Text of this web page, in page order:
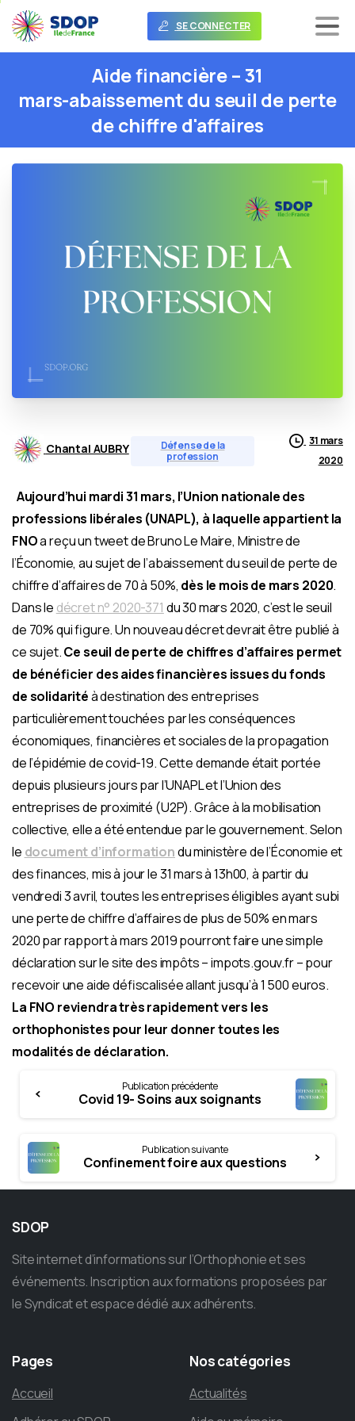
SE CONNECTER
Aidefinancière–31
mars-abaissementdu seuil de perte
dechiffred'affaires
Chantal AUBRY
Défense de la
profession
31 mars
2020
Aujourd’hui mardi 31 mars, l’Union nationale des
professions libérales (UNAPL), à laquelle appartient la
FNOa reçu un tweet de Bruno Le Maire, Ministre de
l’Économie, au sujet de l’abaissement du seuil de perte de
chiffre d’affaires de 70 à 50%, dès le mois de mars 2020.
Dans le décret n° 2020-371 du 30 mars 2020, c’est le seuil
de 70% qui figure. Un nouveau décret devrait être publié à
ce sujet.Ce seuil de perte de chiffres d’affaires permet
de bénéficier des aides financières issues du fonds
de solidaritéà destination des entreprises
particulièrement touchées par les conséquences
économiques, financières et sociales de la propagation
de l’épidémie de covid-19. Cette demande était portée
depuis plusieurs jours par l’UNAPL et l’Union des
entreprises de proximité (U2P). Grâce à la mobilisation
collective, elle a été entendue par le gouvernement. Selon
le document d’informationdu ministère de l’Économie et
des finances, mis à jour le 31 mars à 13h00, à partir du
vendredi 3 avril, toutes les entreprises éligibles ayant subi
une perte de chiffre d’affaires de plus de 50% en mars
2020 par rapport à mars 2019 pourront faire une simple
déclaration sur le site des impôts – impots.gouv.fr – pour
recevoir une aide défiscalisée allant jusqu’à 1 500 euros.
La FNO reviendra très rapidement vers les
orthophonistes pour leur donner toutes les
modalités de déclaration.
Reading
Publication précédente
Covid 19- Soins aux soignants
Publication suivante
Confinement foire aux questions
SDOP
Site internet d’informations sur l’Orthophonie et ses
événements. Inscription aux formations proposées par
le Syndicat et espace dédié aux adhérents.
Pages
Accueil
Noscatégories
Actualités